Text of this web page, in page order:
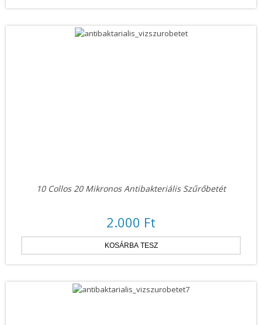
10 Collos 20 Mikronos Antibakteriális Szűrőbetét
2.000 Ft